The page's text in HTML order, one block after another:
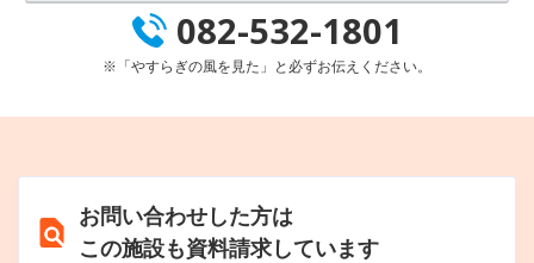
082-532-1801
※「やすらぎの風を見た」と必ずお伝えください。
お問い合わせした方は
この施設も資料請求しています